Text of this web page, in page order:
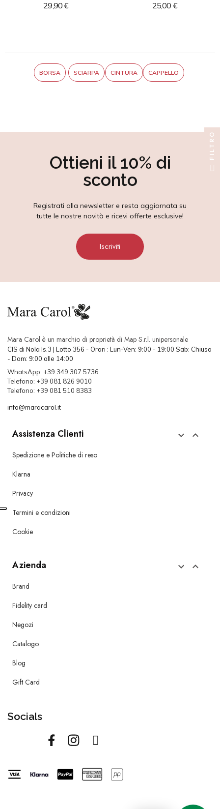
29,90 € 25,00 €
BORSA SCIARPA CINTURA CAPPELLO
Ottieni il 10% di
sconto
Registrati alla newsletter e resta aggiornata su
tutte le nostre novità e ricevi offerte esclusive!
Iscriviti
Mara Carol è un marchio di proprietà di Map S.r.l. unipersonale
CIS di Nola Is.3 | Lotto 356 - Orari : Lun-Ven: 9:00 - 19:00 Sab: Chiuso
- Dom: 9:00 alle 14:00
WhatsApp: +39 349 307 5736
Telefono: +39 081 826 9010
Telefono: +39 081 510 8383
info@maracarol.it
Assistenza Clienti  
Spedizione e Politiche di reso
Klarna
Privacy
Termini e condizioni
Cookie
Azienda  
Brand
Fidelity card
Negozi
Catalogo
Blog
Gift Card
Socials
FILTRO